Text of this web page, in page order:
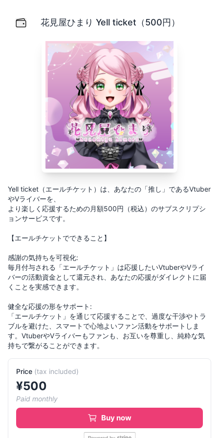
花見屋ひまり Yell ticket（500円）
Yell ticket（エールチケット）は、あなたの「推し」であるVtuber
やVライバーを、
より楽しく応援するための月額500円（税込）のサブスクリプシ
ョンサービスです。
【エールチケットでできること】
感謝の気持ちを可視化:
毎月付与される「エールチケット」は応援したいVtuberやVライ
バーの活動資金として還元され、あなたの応援がダイレクトに届
くことを実感できます。
健全な応援の形をサポート:
「エールチケット」を通じて応援することで、過度な干渉やトラ
ブルを避けた、スマートで心地よいファン活動をサポートしま
す。VtuberやVライバーもファンも、お互いを尊重し、純粋な気
Price (tax included)
¥500
Paid monthly
Buy now